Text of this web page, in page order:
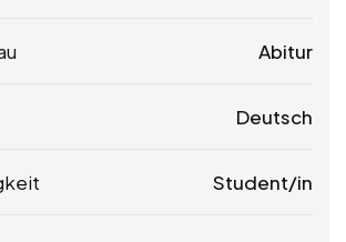
Abitur
Deutsch
Student/in